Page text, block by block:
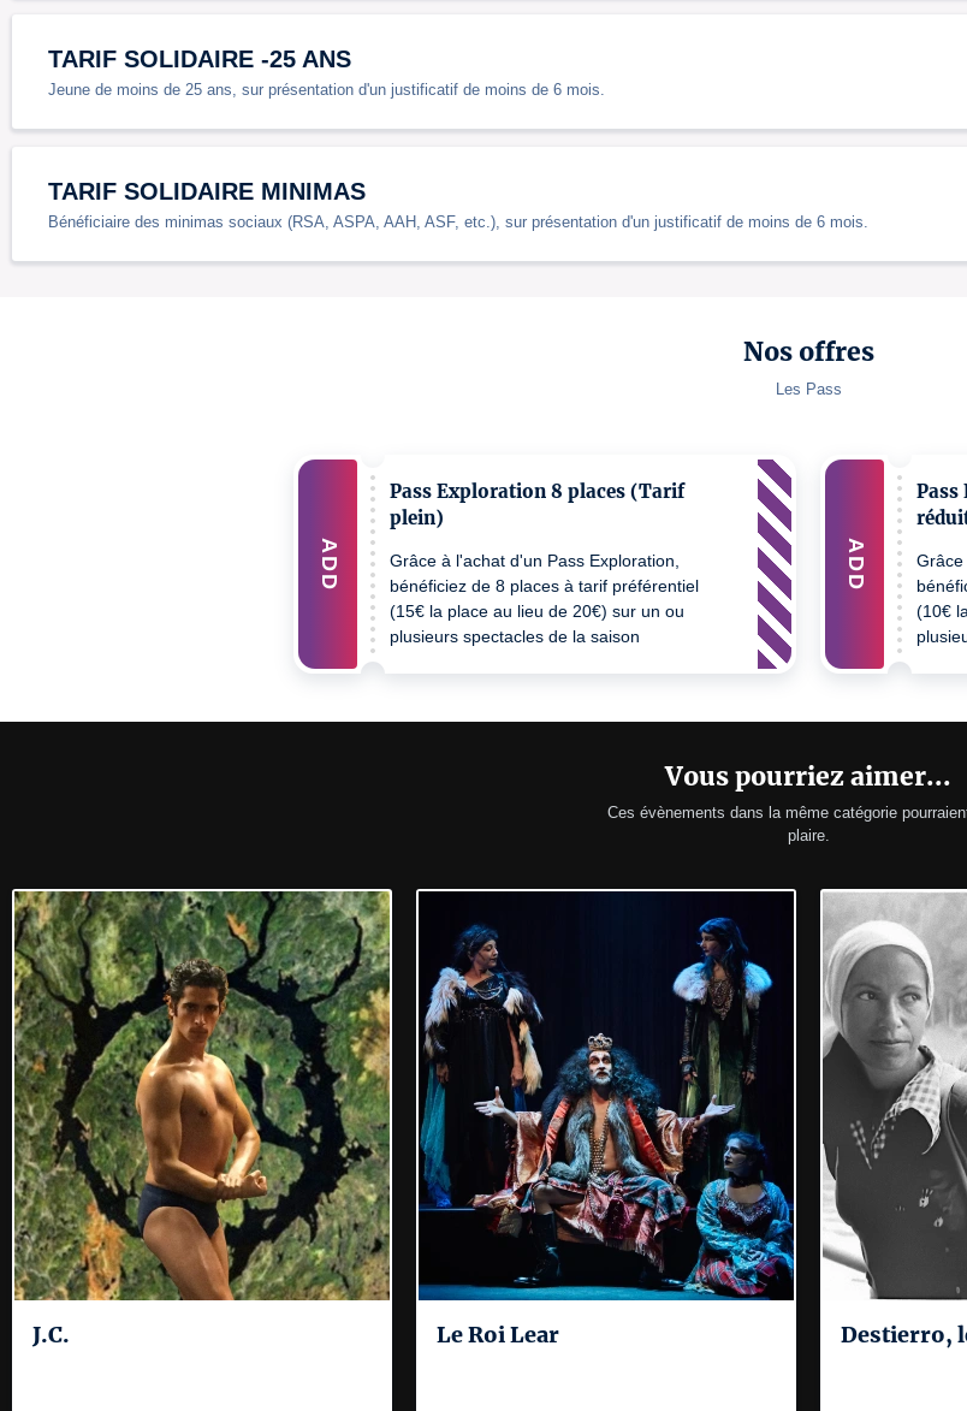
Nos offres
Les Pass
Pass Exploration 8 places (Tarif
plein)
Grâce à l'achat d'un Pass Exploration,
bénéficiez de 8 places à tarif préférentiel
(15€ la place au lieu de 20€) sur un ou
plusieurs spectacles de la saison
ADD
Grâce
(10€
ADD
TARIF SOLIDAIRE -25 ANS
Jeune de moins de 25 ans, sur présentation d'un justificatif de moins de 6 mois.
TARIF SOLIDAIRE MINIMAS
Bénéficiaire des minimas sociaux (RSA, ASPA, AAH, ASF, etc.), sur présentation d'un justificatif de moins de 6 mois.
Vous pourriez aimer...
Ces évènements dans la même catégorie
plaire.
J.C. Le Roi Lear Destierro,